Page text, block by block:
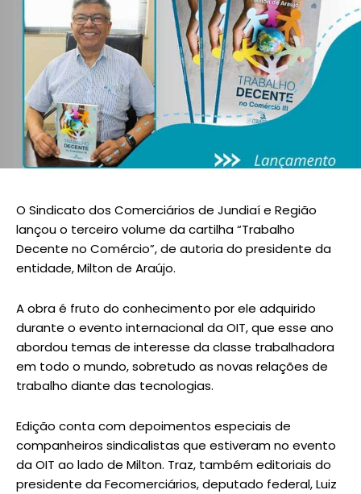
O Sindicato dos Comerciários de Jundiaí e Região
lançou o terceiro volume da cartilha “Trabalho
Decente no Comércio”, de autoria do presidente da
entidade, Milton de Araújo.
A obra é fruto do conhecimento por ele adquirido
durante o evento internacional da OIT, que esse ano
abordou temas de interesse da classe trabalhadora
em todo o mundo, sobretudo as novas relações de
trabalho diante das tecnologias.
Edição conta com depoimentos especiais de
companheiros sindicalistas que estiveram no evento
da OIT ao lado de Milton. Traz, também editoriais do
presidente da Fecomerciários, deputado federal, Luiz